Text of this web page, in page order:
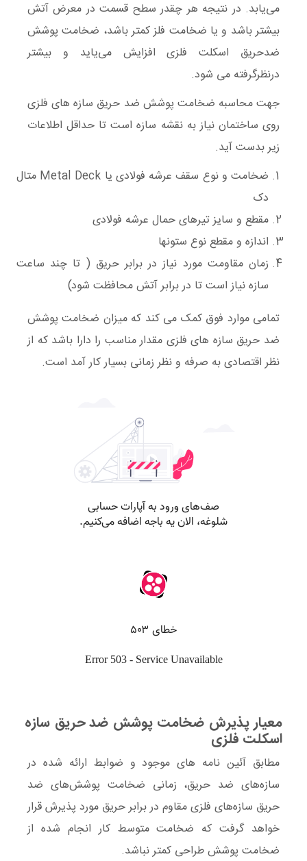
می‌یابد. در نتیجه هر چقدر سطح قسمت در معرض آتش
بیشتر باشد و یا ضخامت فلز‌ کمتر باشد، ضخامت پوشش
ضدحریق اسکلت فلزی افزایش می‌‌یاید و بیشتر
درنظرگرفته می شود.
جهت محاسبه ضخامت پوشش ضد حریق سازه های فلزی
روی ساختمان نیاز به نقشه سازه است تا حداقل اطلاعات
زیر بدست آید.
ضخامت و نوع سقف عرشه فولادی یا Metal Deck متال
دک
مقطع و سایز تیرهای حمال عرشه فولادی
اندازه و مقطع نوع ستونها
زمان مقاومت مورد نیاز در برابر حریق ( تا چند ساعت
سازه نیاز است تا در برابر آتش محافظت شود)
تمامی موارد فوق کمک می کند که میزان ضخامت پوشش
ضد حریق سازه های فلزی مقدار مناسب را دارا باشد که از
نظر اقتصادی به صرفه و نظر زمانی بسیار کار آمد است.
معیار پذیرش ضخامت پوشش ضد حریق سازه
اسکلت فلزی
مطابق آئین نامه های موجود و ضوابط ارائه شده در
سازه‌‌های ضد حریق، زمانی ضخامت پوشش‌های ضد
حریق سازه‌های فلزی مقاوم در برابر حریق مورد پذیرش قرار
خواهد گرفت که ضخامت متوسط کار انجام شده از
ضخامت پوشش طراحی کمتر نباشد.